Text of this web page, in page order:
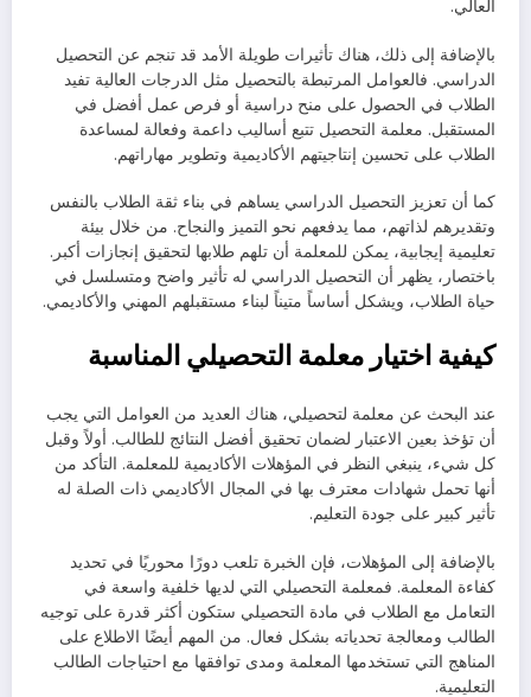
العالي.
بالإضافة إلى ذلك، هناك تأثيرات طويلة الأمد قد تنجم عن التحصيل
الدراسي. فالعوامل المرتبطة بالتحصيل مثل الدرجات العالية تفيد
الطلاب في الحصول على منح دراسية أو فرص عمل أفضل في
المستقبل. معلمة التحصيل تتبع أساليب داعمة وفعالة لمساعدة
الطلاب على تحسين إنتاجيتهم الأكاديمية وتطوير مهاراتهم.
كما أن تعزيز التحصيل الدراسي يساهم في بناء ثقة الطلاب بالنفس
وتقديرهم لذاتهم، مما يدفعهم نحو التميز والنجاح. من خلال بيئة
تعليمية إيجابية، يمكن للمعلمة أن تلهم طلابها لتحقيق إنجازات أكبر.
باختصار، يظهر أن التحصيل الدراسي له تأثير واضح ومتسلسل في
حياة الطلاب، ويشكل أساساً متيناً لبناء مستقبلهم المهني والأكاديمي.
كيفية اختيار معلمة التحصيلي المناسبة
عند البحث عن معلمة لتحصيلي، هناك العديد من العوامل التي يجب
أن تؤخذ بعين الاعتبار لضمان تحقيق أفضل النتائج للطالب. أولاً وقبل
كل شيء، ينبغي النظر في المؤهلات الأكاديمية للمعلمة. التأكد من
أنها تحمل شهادات معترف بها في المجال الأكاديمي ذات الصلة له
تأثير كبير على جودة التعليم.
بالإضافة إلى المؤهلات، فإن الخبرة تلعب دورًا محوريًا في تحديد
كفاءة المعلمة. فمعلمة التحصيلي التي لديها خلفية واسعة في
التعامل مع الطلاب في مادة التحصيلي ستكون أكثر قدرة على توجيه
الطالب ومعالجة تحدياته بشكل فعال. من المهم أيضًا الاطلاع على
المناهج التي تستخدمها المعلمة ومدى توافقها مع احتياجات الطالب
التعليمية.